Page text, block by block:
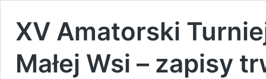
XV Amatorski
Małej Wsi – zapisy